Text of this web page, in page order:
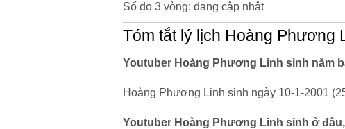
Số đo 3 vòng: đang cập nhật
Tóm tắt lý lịch Hoàng Phương
Youtuber Hoàng Phương Linh sinh năm
Hoàng Phương Linh sinh ngày 10-1-2001
Youtuber Hoàng Phương Linh sinh ở